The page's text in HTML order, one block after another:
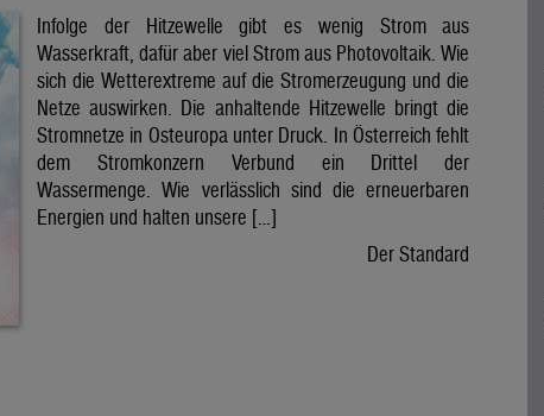
Infolge der Hitzewelle gibt es wenig Strom aus
Wasserkraft, dafür aber viel Strom aus Photovoltaik. Wie
sich die Wetterextreme auf die Stromerzeugung und die
Netze auswirken. Die anhaltende Hitzewelle bringt die
Stromnetze in Osteuropa unter Druck. In Österreich fehlt
dem Stromkonzern Verbund ein Drittel der
Wassermenge. Wie verlässlich sind die erneuerbaren
Energien und halten unsere […]
Der Standard